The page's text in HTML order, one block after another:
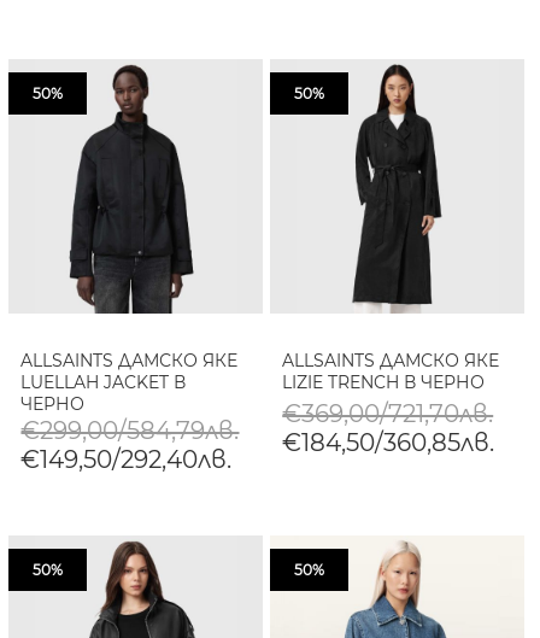
50%
ALLSAINTS ДАМСКО ЯКЕ
LUELLAH JACKET В
ЧЕРНО
€299,00/584,79лв.
€149,50/292,40лв.
50%
ALLSAINTS ДАМСКО ЯКЕ
LIZIE TRENCH В ЧЕРНО
€369,00/721,70лв.
€184,50/360,85лв.
50% 50%